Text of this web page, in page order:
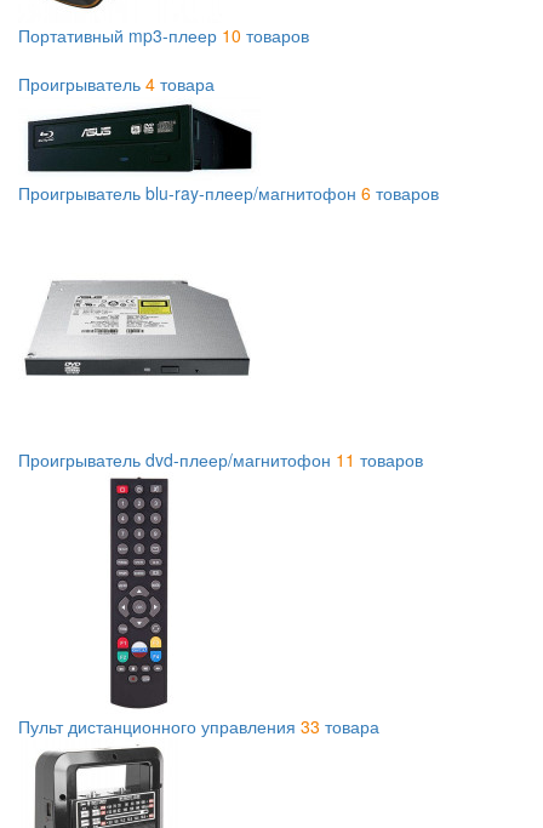
Портативный mp3-плеер 10 товаров
Проигрыватель 4 товара
Проигрыватель blu-ray-плеер/магнитофон 6 товаров
Проигрыватель dvd-плеер/магнитофон 11 товаров
Пульт дистанционного управления 33 товара